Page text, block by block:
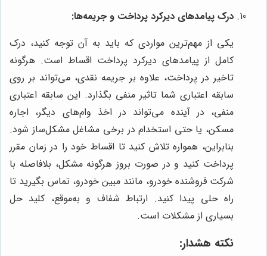
درک پیامدهای دیرکرد پرداخت و جریمه‌ها:
یکی از مهم‌ترین مواردی که باید به آن توجه کنید، درک
کامل از پیامدهای دیرکرد پرداخت اقساط است. هرگونه
تاخیر در پرداخت، علاوه بر جریمه نقدی، می‌تواند بر روی
سابقه اعتباری شما تاثیر منفی بگذارد. این سابقه اعتباری
منفی، در آینده می‌تواند در اخذ وام‌های دیگر، اجاره
مسکن، یا حتی استخدام در برخی مشاغل مشکل‌ساز شود.
بنابراین، همواره تلاش کنید تا اقساط خود را در زمان مقرر
پرداخت کنید و در صورت بروز هرگونه مشکل، بلافاصله با
شرکت فروشنده خودرو، مانند مبین خودرو، تماس بگیرید تا
راه حلی پیدا کنید. ارتباط شفاف و به‌موقع، کلید حل
بسیاری از مشکلات است.
نکته هشدار: